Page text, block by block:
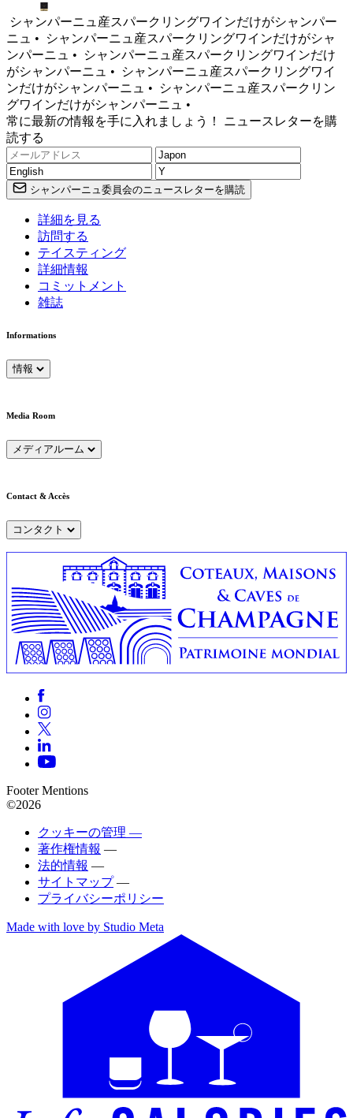
シャンパーニュ産スパークリングワインだけがシャンパー
ニュ •
シャンパーニュ産スパークリングワインだけがシャ
ンパーニュ •
シャンパーニュ産スパークリングワインだけ
がシャンパーニュ •
シャンパーニュ産スパークリングワイ
ンだけがシャンパーニュ •
シャンパーニュ産スパークリン
グワインだけがシャンパーニュ •
常に最新の情報を手に入れましょう！ ニュースレターを購
読する
シャンパーニュ委員会のニュースレターを購読
詳細を見る
訪問する
テイスティング
詳細情報
コミットメント
雑誌
Informations
情報
Media Room
メディアルーム
Contact & Accès
コンタクト
Footer Mentions
©2026
クッキーの管理 —
著作権情報 —
法的情報 —
サイトマップ —
プライバシーポリシー
Made with love by Studio Meta